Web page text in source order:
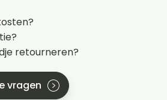
retourneren?
vragen